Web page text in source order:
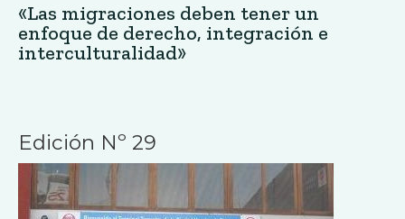
«Las migraciones deben tener un
enfoque de derecho, integración e
interculturalidad»
Edición Nº 29